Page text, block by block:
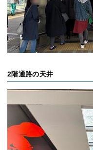
2階通路の天井